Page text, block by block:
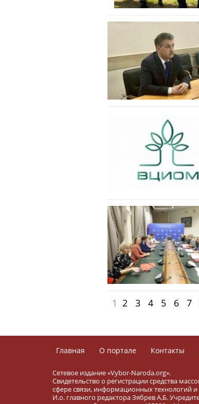
1 2 3 4 5 6 7
Главная О портале Контакты
Сетевое издание «Vybor-Naroda.org».
Свидетельство о регистрации средства
сфере связи, информационных технологий
И.о. главного редактора Зябрев А.Б.